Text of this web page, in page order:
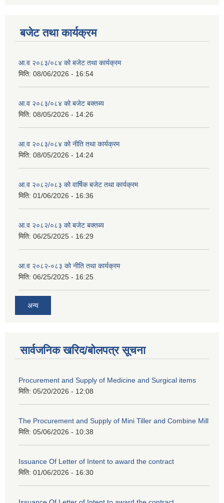
बजेट तथा कार्यक्रम
आ.व २०८३/०८४ को बजेट तथा कार्यक्रम
मिति: 08/06/2026 - 16:54
आ.व २०८३/०८४ को बजेट बक्तब्य
मिति: 08/05/2026 - 14:26
आ.व २०८३/०८४ को नीति तथा कार्यक्रम
मिति: 08/05/2026 - 14:24
आ.व २०८२/०८३ को वार्षिक बजेट तथा कार्यक्रम
मिति: 01/06/2026 - 16:36
आ.व २०८२/०८३ को बजेट बक्तब्य
मिति: 06/25/2025 - 16:29
आ.व २०८२-०८३ को नीति तथा कार्यक्रम
मिति: 06/25/2025 - 16:25
अन्य
सार्वजनिक खरिद/बोलपत्र सूचना
Procurement and Supply of Medicine and Surgical items
मिति: 05/20/2026 - 12:08
The Procurement and Supply of Mini Tiller and Combine Mill
मिति: 05/06/2026 - 10:38
Issuance Of Letter of Intent to award the contract
मिति: 01/06/2026 - 16:30